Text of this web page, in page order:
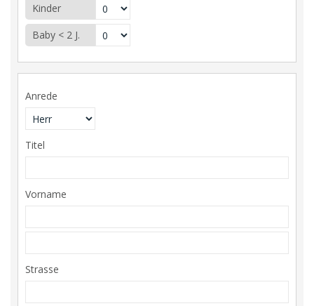
Kinder
Baby < 2 J.
Anrede
Titel
Vorname
Strasse